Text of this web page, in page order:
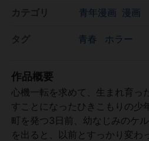
青年漫画 漫画
青春 ホラー
作品概要
心機一転を求めて、生まれ育っ
すことになったひきこもりの少
町を発つ3日前、幼なじみのケ
を出ると、以前とすっかり変わ